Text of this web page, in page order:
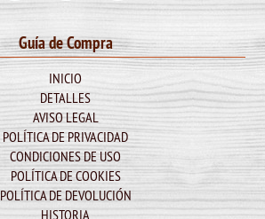
Guía de Compra
INICIO
DETALLES
AVISO LEGAL
POLÍTICA DE PRIVACIDAD
CONDICIONES DE USO
POLÍTICA DE COOKIES
POLÍTICA DE DEVOLUCIÓN
HISTORIA